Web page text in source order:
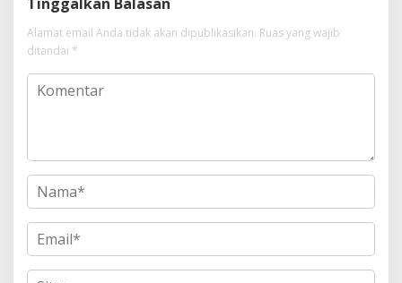
Alamat email Anda tidak akan dipublikasikan. Ruas yang wajib
ditandai *